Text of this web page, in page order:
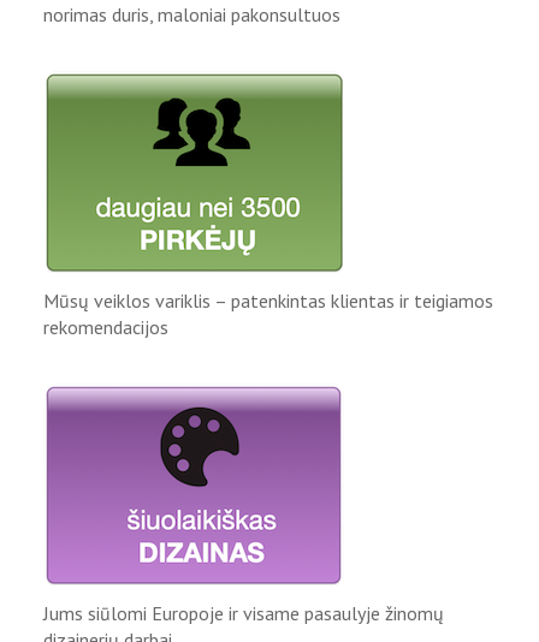
norimas duris, maloniai pakonsultuos
Mūsų veiklos variklis – patenkintas klientas ir teigiamos
rekomendacijos
Jums siūlomi Europoje ir visame pasaulyje žinomų